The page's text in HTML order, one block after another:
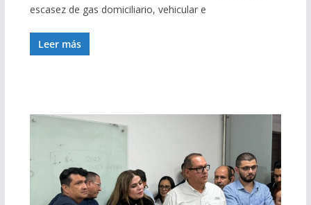
escasez de gas domiciliario, vehicular e
Leer más